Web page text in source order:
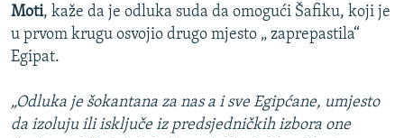
Moti, kaže da je odluka suda da omogući Šafiku, koji je
u prvom krugu osvojio drugo mjesto „ zaprepastila“
Egipat.
„Odluka je šokantana za nas a i sve Egipćane, umjesto
da izoluju ili isključe iz predsjedničkih izbora one